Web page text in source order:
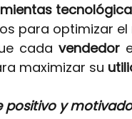
para optimizar
cada vendedor
maximizar su
positivo y